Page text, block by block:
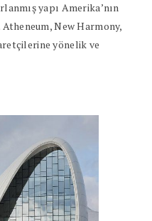
yapı Amerika’nın
New Harmony,
yönelik ve